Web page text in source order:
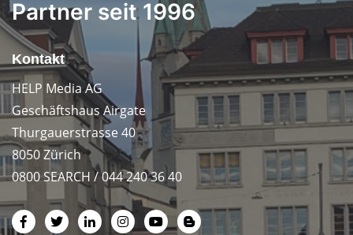
Partner seit 1996
Kontakt
HELP Media AG
Geschäftshaus Airgate
Thurgauerstrasse 40
8050 Zürich
0800 SEARCH / 044 240 36 40